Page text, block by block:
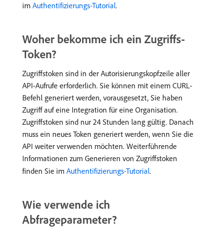
im Authentifizierungs-Tutorial.
Woher bekomme ich ein Zugriffs-
Token?
Zugriffstoken sind in der Autorisierungskopfzeile aller
API-Aufrufe erforderlich. Sie können mit einem CURL-
Befehl generiert werden, vorausgesetzt, Sie haben
Zugriff auf eine Integration für eine Organisation.
Zugriffstoken sind nur 24 Stunden lang gültig. Danach
muss ein neues Token generiert werden, wenn Sie die
API weiter verwenden möchten. Weiterführende
Informationen zum Generieren von Zugriffstoken
finden Sie im Authentifizierungs-Tutorial.
Wie verwende ich
Abfrageparameter?